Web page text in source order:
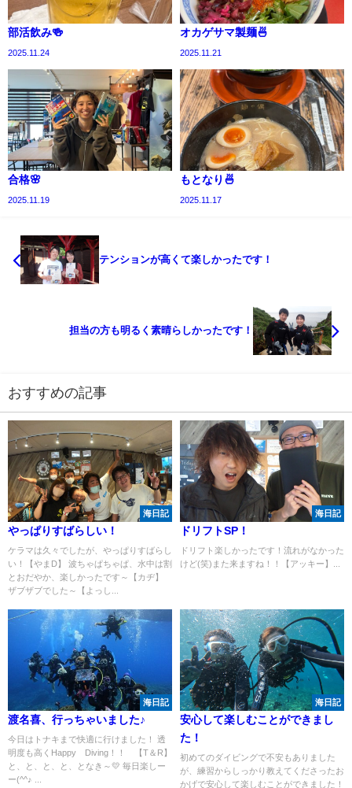
部活飲み🍻
2025.11.24
オカゲサマ製麺🍜
2025.11.21
合格🌸
2025.11.19
もとなり🍜
2025.11.17
テンションが高くて楽しかったです！
担当の方も明るく素晴らしかったです！
おすすめの記事
海日記
やっぱりすばらしい！
ケラマは久々でしたが、やっぱりすばらし
い！【やまD】 波ちゃぱちゃぱ、水中は割
とおだやか、楽しかったです～【カヂ】
ザブザブでした～【よっし...
海日記
ドリフトSP！
ドリフト楽しかったです！流れがなかった
けど(笑)また来ますね！！【アッキー】...
海日記
渡名喜、行っちゃいました♪
今日はトナキまで快適に行けました！ 透
明度も高くHappy Diving！！ 【T＆R】
と、と、と、と、となき～💛 毎日楽しー
ー(^^♪ ...
海日記
安心して楽しむことができまし
た！
初めてのダイビングで不安もありました
が、練習からしっかり教えてくださったお
かげで安心して楽しむことができました！